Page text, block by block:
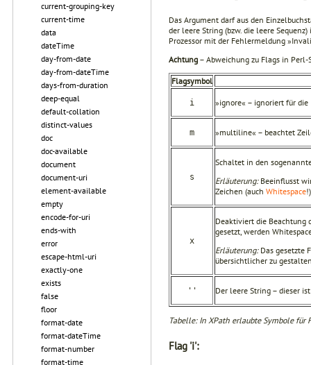
current-grouping-key
current-time
data
dateTime
day-from-date
day-from-dateTime
days-from-duration
deep-equal
default-collation
distinct-values
doc
doc-available
document
document-uri
element-available
empty
encode-for-uri
ends-with
error
escape-html-uri
exactly-one
exists
false
floor
format-date
format-dateTime
format-number
format-time
Das Argument darf aus den
der leere String (bzw. die leere
Prozessor mit der Fehlermeldung
Achtung – Abweichung zu Flags in
Flagsymbol
i »ignore« – ignoriert für
m »multiline« – beachtet
s
Schaltet in den
Erläuterung:Beeinflusst
Zeichen (auch Whitespace
x
Deaktiviert die Beachtung
gesetzt, werden
Erläuterung:Das gesetzte
übersichtlicher zu
'' Der leere String – dieser
Tabelle: In XPath erlaubte Symbole für
Flag 'i':